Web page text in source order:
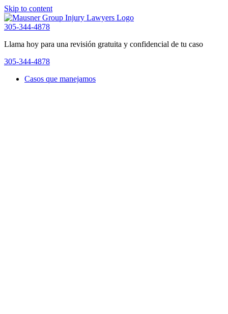
Skip to content
305-344-4878
Llama hoy para una revisión gratuita y confidencial de tu caso
305-344-4878
Casos que manejamos